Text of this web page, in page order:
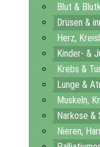
Blut &
Drüsen &
Herz,
Kinder- &
Krebs &
Lunge &
Muskeln,
Narkose &
Nieren,